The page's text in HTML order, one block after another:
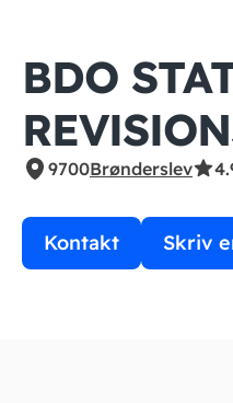
BDO
9700Brønderslev
Kontakt Skriv